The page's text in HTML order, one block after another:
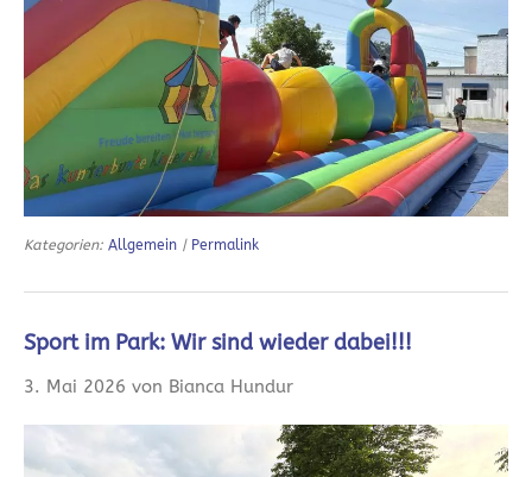
Kategorien: Allgemein | Permalink
Sport im Park: Wir sind wieder dabei!!!
3. Mai 2026 von Bianca Hundur